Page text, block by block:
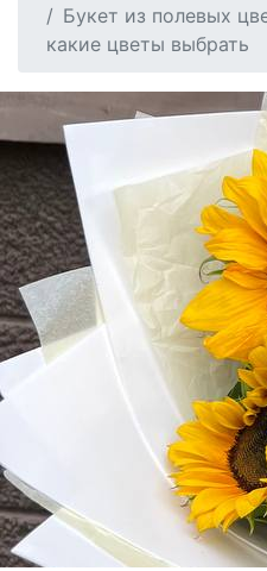
Букет из полевых
какие цветы выбрать